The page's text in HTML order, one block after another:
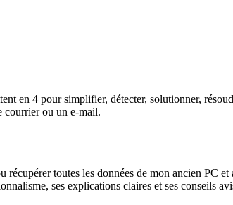
en 4 pour simplifier, détecter, solutionner,
courrier ou un e-mail.
toutes les données de mon ancien PC et
ses explications claires et ses conseils